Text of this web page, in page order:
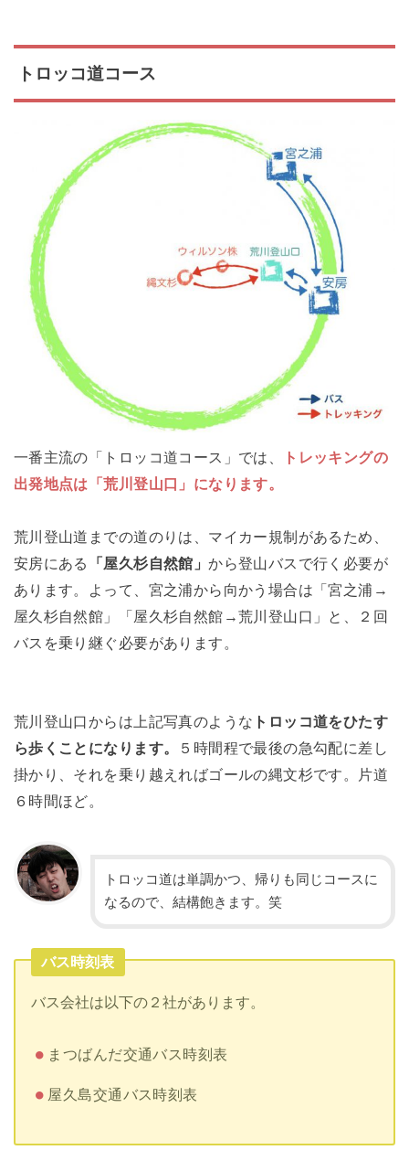
トロッコ道コース
一番主流の「トロッコ道コース」では、
トレッキングの
出発地点は「荒川登山口」になります。
荒川登山道までの道のりは、マイカー規制があるため、
安房にある
「屋久杉自然館」から登山バスで行く必要が
あります。よって、宮之浦から向かう場合は「宮之浦→
屋久杉自然館」「屋久杉自然館→荒川登山口」と、２回
バスを乗り継ぐ必要があります。
荒川登山口からは上記写真のような トロッコ道をひたす
ら歩くことになります。
５時間程で最後の急勾配に差し
掛かり、それを乗り越えればゴールの縄文杉です。片道
６時間ほど。
トロッコ道は単調かつ、帰りも同じコースに
なるので、結構飽きます。笑
バス時刻表
バス会社は以下の２社があります。
まつばんだ交通バス時刻表
屋久島交通バス時刻表